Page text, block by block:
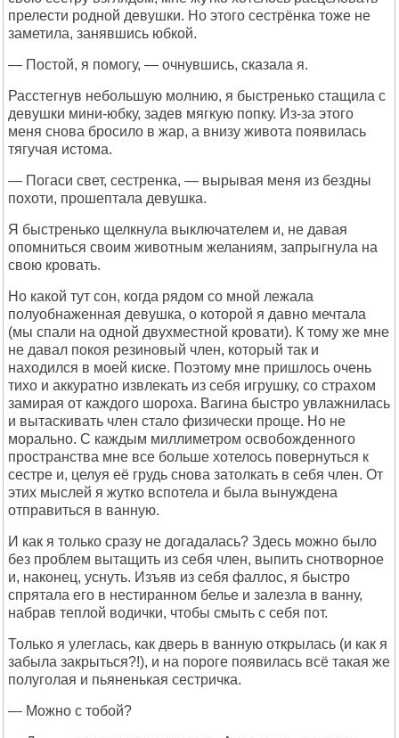
прелести родной девушки. Но этого сестрёнка тоже не
заметила, занявшись юбкой.
— Постой, я помогу, — очнувшись, сказала я.
Расстегнув небольшую молнию, я быстренько стащила с
девушки мини-юбку, задев мягкую попку. Из-за этого
меня снова бросило в жар, а внизу живота появилась
тягучая истома.
— Погаси свет, сестренка, — вырывая меня из бездны
похоти, прошептала девушка.
Я быстренько щелкнула выключателем и, не давая
опомниться своим животным желаниям, запрыгнула на
свою кровать.
Но какой тут сон, когда рядом со мной лежала
полуобнаженная девушка, о которой я давно мечтала
(мы спали на одной двухместной кровати). К тому же мне
не давал покоя резиновый член, который так и
находился в моей киске. Поэтому мне пришлось очень
тихо и аккуратно извлекать из себя игрушку, со страхом
замирая от каждого шороха. Вагина быстро увлажнилась
и вытаскивать член стало физически проще. Но не
морально. С каждым миллиметром освобожденного
пространства мне все больше хотелось повернуться к
сестре и, целуя её грудь снова затолкать в себя член. От
этих мыслей я жутко вспотела и была вынуждена
отправиться в ванную.
И как я только сразу не догадалась? Здесь можно было
без проблем вытащить из себя член, выпить снотворное
и, наконец, уснуть. Изъяв из себя фаллос, я быстро
спрятала его в нестиранном белье и залезла в ванну,
набрав теплой водички, чтобы смыть с себя пот.
Только я улеглась, как дверь в ванную открылась (и как я
забыла закрыться?!), и на пороге появилась всё такая же
полуголая и пьяненькая сестричка.
— Можно с тобой?